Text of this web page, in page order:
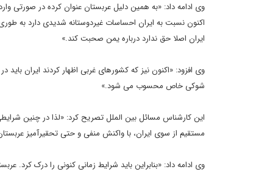
وی ادامه داد: «به همین دلیل عربستان عنوان کرده در صورتی
اکنون نسبت به ایران احساسات غیردوستانه شدیدی دارد به
ایران اصلا حق ندارد درباره یمن صحبت کند.»
وی افزود: «اکنون نیز که کشورهای غربی اظهار کردند ایران
شوکی خاص محسوب می شود.»
این کارشناس مسائل بین الملل تصریح کرد: «لذا در چنین
مستقیم از سوی ایران، با واکنش منفی و حتی تحقیرآمیز
وی ادامه داد: «بنابراین باید شرایط زمانی کنونی را درک کرد.